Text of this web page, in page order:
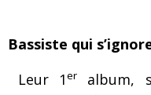
Bassiste qui
Leur 1er
album,